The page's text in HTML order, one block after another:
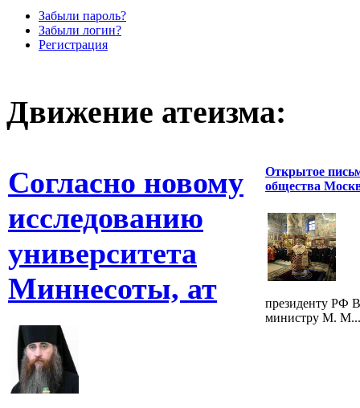
Забыли пароль?
Забыли логин?
Регистрация
Движение атеизма:
Согласно новому
исследованию
университета
Миннесоты, ат
Открытое
общества
президенту РФ
министру М. М...